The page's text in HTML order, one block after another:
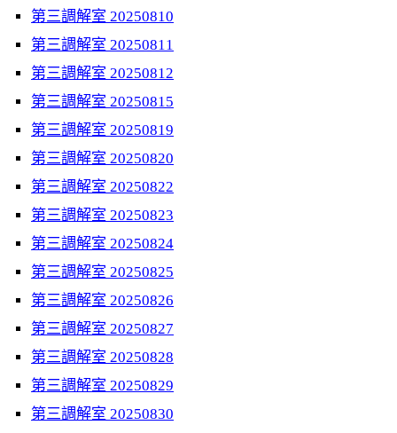
第三調解室 20250810
第三調解室 20250811
第三調解室 20250812
第三調解室 20250815
第三調解室 20250819
第三調解室 20250820
第三調解室 20250822
第三調解室 20250823
第三調解室 20250824
第三調解室 20250825
第三調解室 20250826
第三調解室 20250827
第三調解室 20250828
第三調解室 20250829
第三調解室 20250830